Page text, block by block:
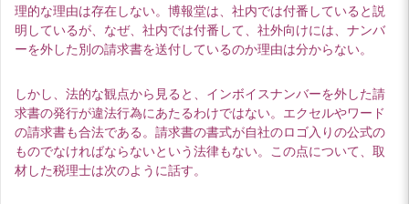
理的な理由は存在しない。博報堂は、社内では付番していると説
明しているが、なぜ、社内では付番して、社外向けには、ナンバ
ーを外した別の請求書を送付しているのか理由は分からない。
しかし、法的な観点から見ると、インボイスナンバーを外した請
求書の発行が違法行為にあたるわけではない。エクセルやワード
の請求書も合法である。請求書の書式が自社のロゴ入りの公式の
ものでなければならないという法律もない。この点について、取
材した税理士は次のように話す。